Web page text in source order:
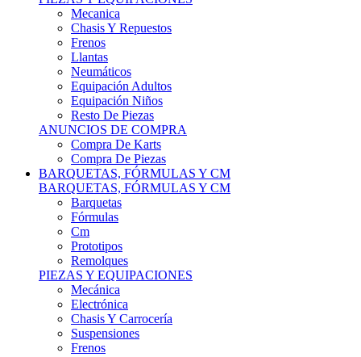
Chasis Y Repuestos
Frenos
Llantas
Neumáticos
Equipación Adultos
Equipación Niños
Resto De Piezas
ANUNCIOS DE COMPRA
Compra De Karts
Compra De Piezas
BARQUETAS, FÓRMULAS Y CM
BARQUETAS, FÓRMULAS Y CM
Barquetas
Fórmulas
Cm
Prototipos
Remolques
PIEZAS Y EQUIPACIONES
Mecánica
Electrónica
Chasis Y Carrocería
Suspensiones
Frenos
Llantas